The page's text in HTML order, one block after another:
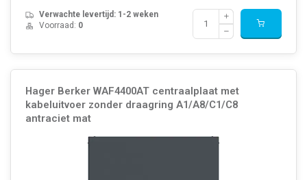
Verwachte levertijd: 1-2 weken
Voorraad: 0
Hager Berker WAF4400AT centraalplaat met
kabeluitvoer zonder draagring A1/A8/C1/C8
antraciet mat